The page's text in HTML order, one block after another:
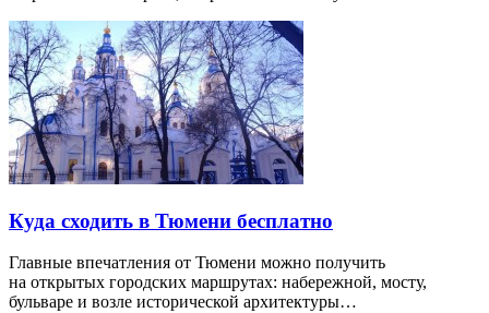
Куда сходить в Тюмени бесплатно
Главные впечатления от Тюмени можно получить
на открытых городских маршрутах: набережной, мосту,
бульваре и возле исторической архитектуры…